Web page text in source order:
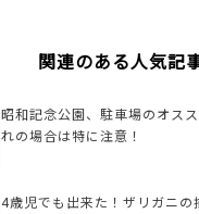
関連のある人気記
昭和記念公園、駐車場のオス
れの場合は特に注意！
4歳児でも出来た！ザリガニの